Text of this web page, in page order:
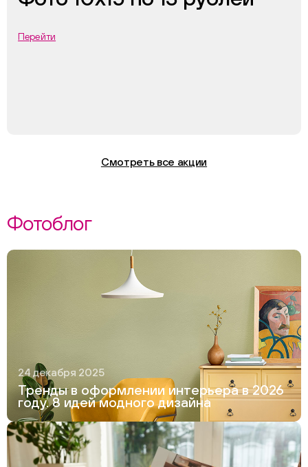
Перейти
Смотреть все акции
Фотоблог
24 декабря 2025
Тренды в оформлении интерьера в 2026
году. 8 идей модного дизайна